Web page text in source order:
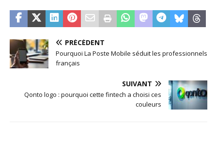
PRÉCÉDENT
Pourquoi La Poste Mobile séduit les professionnels
français
SUIVANT
Qonto logo : pourquoi cette fintech a choisi ces
couleurs